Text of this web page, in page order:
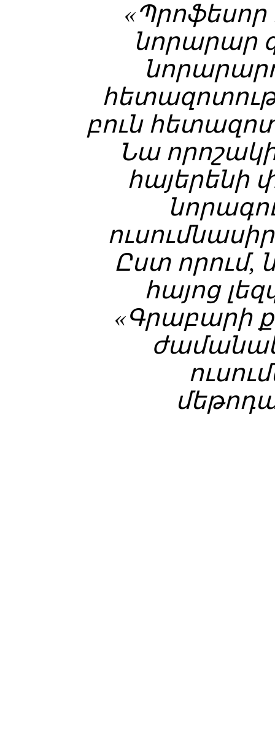
նորարար
բուն
Նա
հայերենի
Ըստ որում,
հայոց
«Գրաբարի